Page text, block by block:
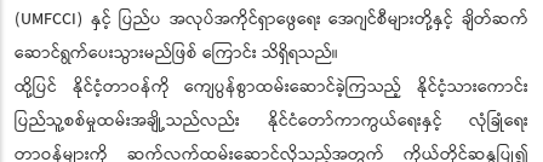
(UMFCCI) နှင့် ပြည်ပ အလုပ်အကိုင်ရှာဖွေရေး အေဂျင်စီများတို့နှင့် ချိတ်ဆက်
ဆောင်ရွက်ပေးသွားမည်ဖြစ် ကြောင်း သိရှိရသည်။
ထို့ပြင် နိုင်ငံ့တာဝန်ကို ကျေပွန်စွာထမ်းဆောင်ခဲ့ကြသည့် နိုင်ငံ့သားကောင်း
ပြည်သူ့စစ်မှုထမ်းအချို့သည်လည်း နိုင်ငံတော်ကာကွယ်ရေးနှင့် လုံခြုံရေး
တာဝန်များကို ဆက်လက်ထမ်းဆောင်လိုသည့်အတွက် ကိုယ်တိုင်ဆန္ဒပြု၍